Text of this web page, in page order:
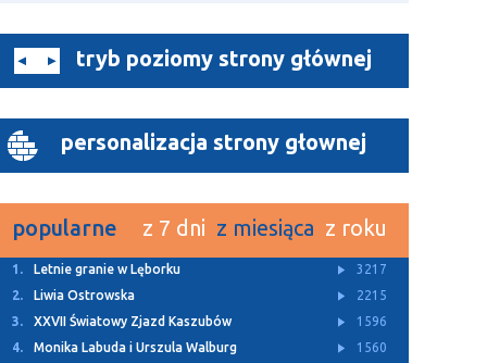
tryb poziomy strony głównej
personalizacja strony głownej
popularne z 7 dni z miesiąca z roku
1. Z Archiwum TTM
11325
2.
Rusza budowa dwóch ulic w Bolszewie
4930
3.
Letnie granie w Lęborku
3217
4.
Za nami Kaszubski Kiermasz Wielkanocny
3143